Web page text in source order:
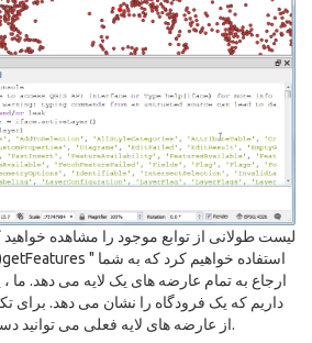
لیست طولانی از توابع موجود را مشاهده
ارجاع به تمام عارضه های یک لایه می دهد. ما
داریم که یک فرودگاه را نشان می دهد. برای
از عارضه های لایه فعلی می توانید دستور زیر را تایپ کنید.